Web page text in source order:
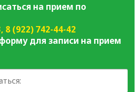
на прием по
, 8 (922) 742-44-42
для записи на прием